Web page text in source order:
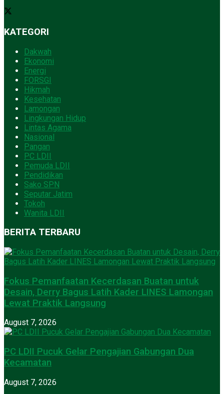
KATEGORI
Dakwah
Ekonomi
Energi
FORSGI
Hikmah
Kesehatan
Lamongan
Lingkungan Hidup
Lintas Agama
Nasional
Pangan
PC LDII
Pemuda LDII
Pendidikan
Sako SPN
Seputar Jatim
Tokoh
Wanita LDII
BERITA TERBARU
Fokus Pemanfaatan Kecerdasan Buatan untuk
Desain, Derry Bagus Latih Kader LINES Lamongan
Lewat Praktik Langsung
August 7, 2026
PC LDII Pucuk Gelar Pengajian Gabungan Dua
Kecamatan
August 7, 2026